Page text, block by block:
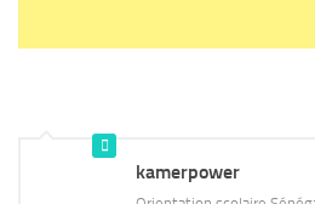
kamerpower